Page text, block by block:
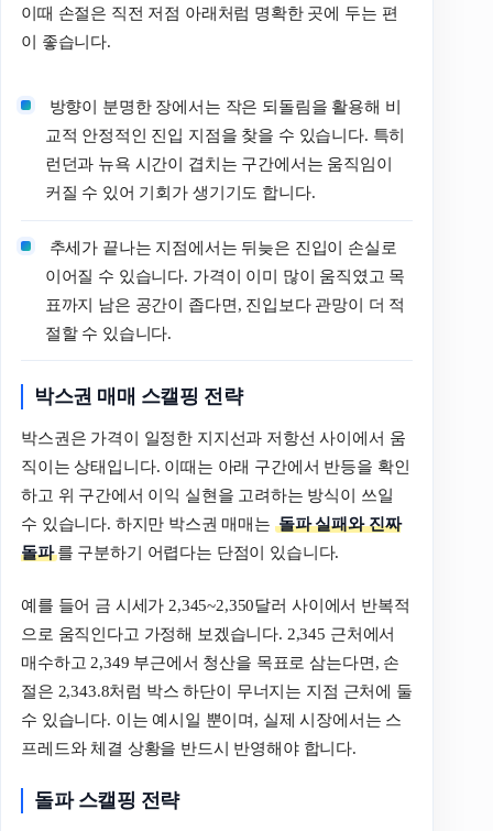
이때 손절은 직전 저점 아래처럼 명확한 곳에 두는 편
이 좋습니다.
방향이 분명한 장에서는 작은 되돌림을 활용해 비
교적 안정적인 진입 지점을 찾을 수 있습니다. 특히
런던과 뉴욕 시간이 겹치는 구간에서는 움직임이
커질 수 있어 기회가 생기기도 합니다.
추세가 끝나는 지점에서는 뒤늦은 진입이 손실로
이어질 수 있습니다. 가격이 이미 많이 움직였고 목
표까지 남은 공간이 좁다면, 진입보다 관망이 더 적
절할 수 있습니다.
박스권 매매 스캘핑 전략
박스권은 가격이 일정한 지지선과 저항선 사이에서 움
직이는 상태입니다. 이때는 아래 구간에서 반등을 확인
하고 위 구간에서 이익 실현을 고려하는 방식이 쓰일
수 있습니다. 하지만 박스권 매매는 돌파 실패와 진짜
돌파를 구분하기 어렵다는 단점이 있습니다.
예를 들어 금 시세가 2,345~2,350달러 사이에서 반복적
으로 움직인다고 가정해 보겠습니다. 2,345 근처에서
매수하고 2,349 부근에서 청산을 목표로 삼는다면, 손
절은 2,343.8처럼 박스 하단이 무너지는 지점 근처에 둘
수 있습니다. 이는 예시일 뿐이며, 실제 시장에서는 스
프레드와 체결 상황을 반드시 반영해야 합니다.
돌파 스캘핑 전략